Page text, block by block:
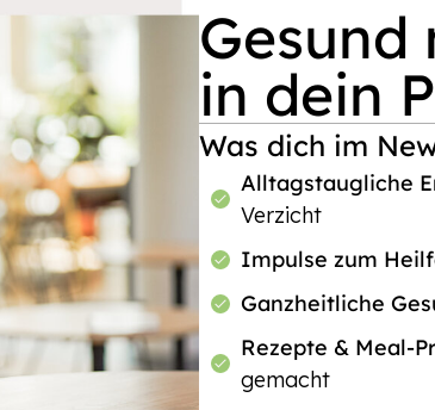
Gesund
in dein
Was dich im
Alltagstaugliche
Verzicht
Impulse zum
Ganzheitliche
Rezepte & Meal-
gemacht